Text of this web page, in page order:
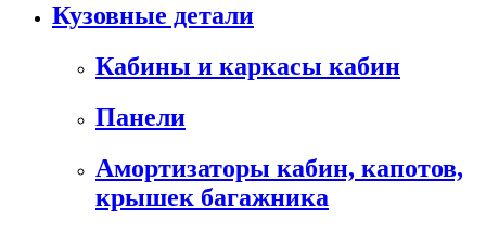
Кузовные детали
Кабины и каркасы кабин
Панели
Амортизаторы кабин, капотов,
крышек багажника